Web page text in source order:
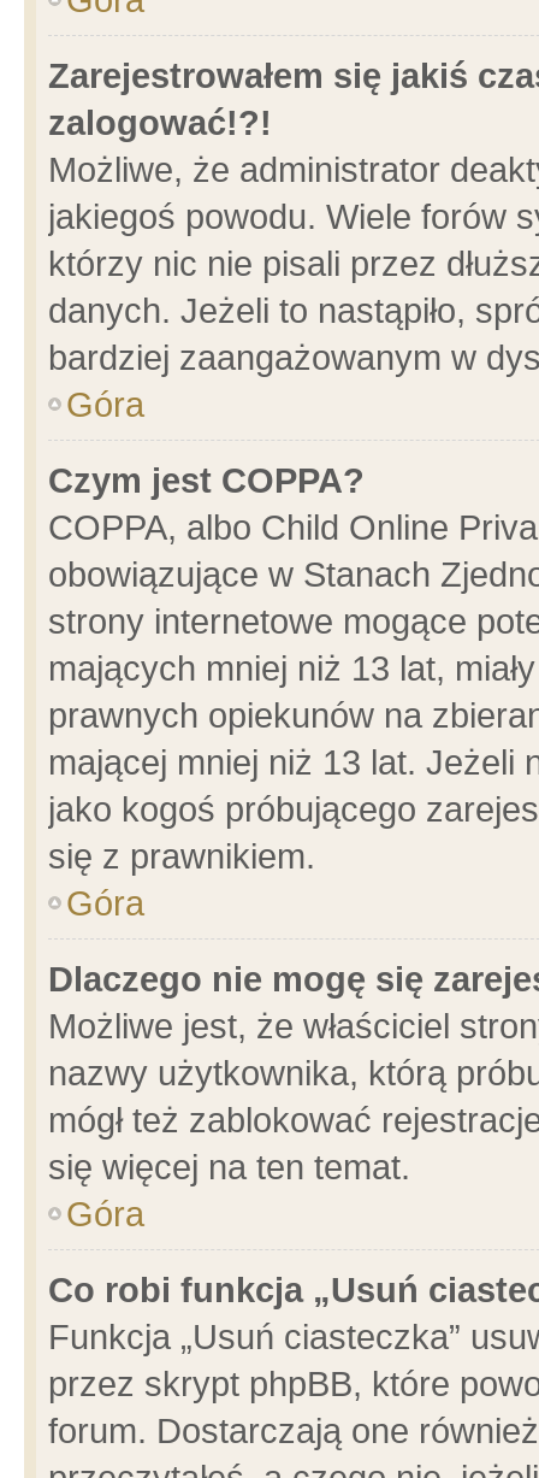
Zarejestrowałem się jakiś
zalogować!?!
Możliwe, że administrator
jakiegoś powodu. Wiele forów
którzy nic nie pisali przez
danych. Jeżeli to nastąpiło,
bardziej zaangażowanym w
Góra
Czym jest COPPA?
COPPA, albo Child Online
obowiązujące w Stanach
strony internetowe mogące
mających mniej niż 13 lat,
prawnych opiekunów na
mającej mniej niż 13 lat. Jeżeli
jako kogoś próbującego
się z prawnikiem.
Góra
Dlaczego nie mogę się
Możliwe jest, że właściciel
nazwy użytkownika, którą
mógł też zablokować
się więcej na ten temat.
Góra
Co robi funkcja „Usuń
Funkcja „Usuń ciasteczka”
przez skrypt phpBB, które
forum. Dostarczają one